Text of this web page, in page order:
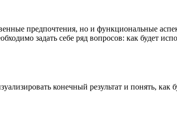
предпочтения, но и функциональные
задать себе ряд вопросов: как будет
конечный результат и понять, как